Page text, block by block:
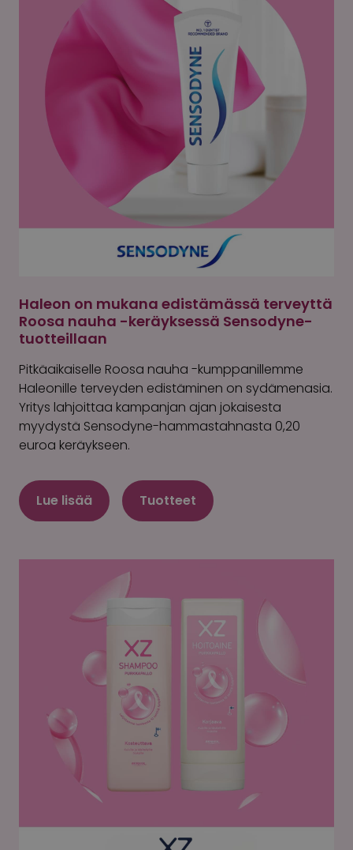
Haleon on mukana edistämässä terveyttä
Roosa nauha -keräyksessä Sensodyne-
tuotteillaan
Pitkäaikaiselle Roosa nauha -kumppanillemme
Haleonille terveyden edistäminen on sydämenasia.
Yritys lahjoittaa kampanjan ajan jokaisesta
myydystä Sensodyne-hammastahnasta 0,20
euroa keräykseen.
Lue lisää Tuotteet